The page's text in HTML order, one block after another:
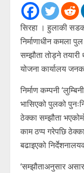
सिरहा । हुलाकी
निर्माणाधीन कमला
सम्झौता तोड्ने तयारी
योजना कार्यालय
निर्माण कम्पनी
भासिएको पुलको
ठेक्का सम्झौता
काम ठप्प गरेपछि
बढाइएको
‘सम्झौताअनुसार